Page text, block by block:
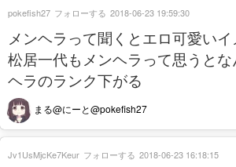
メンヘラって聞くとエロ可愛い
松居一代もメンヘラって思うと
ヘラのランク下がる
まる@にーと@pokefish27
pokefish27 フォローする 2018-06-23 19:59:30
Jv1UsMjcKe7Keur フォローする 2018-06-23 16:18:15